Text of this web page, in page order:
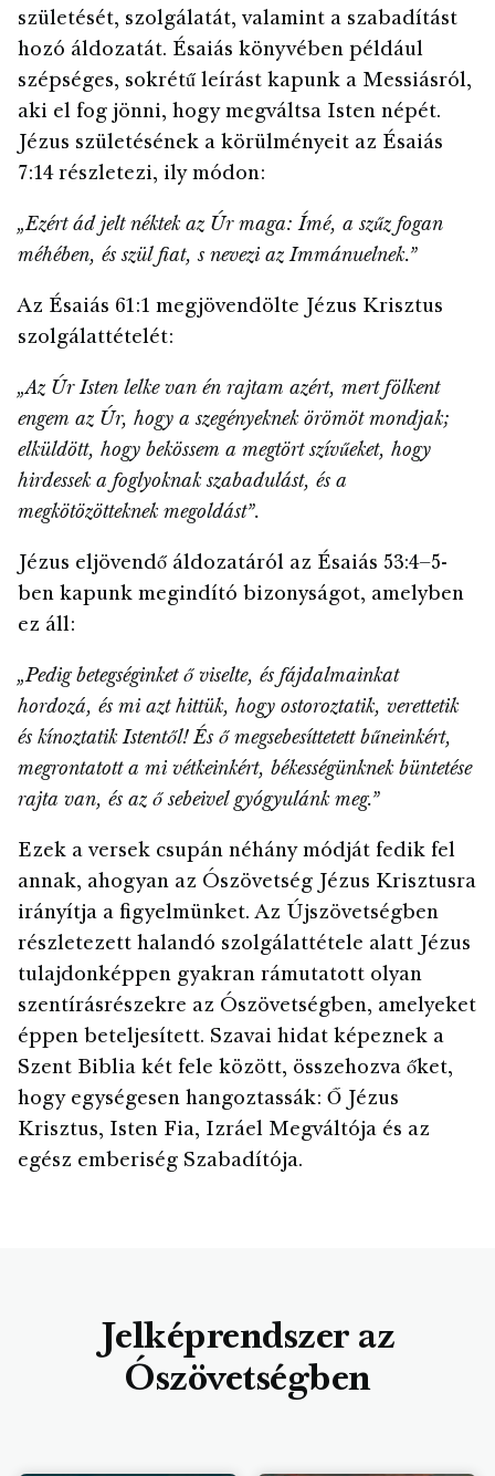
születését, szolgálatát, valamint a szabadítást
hozó áldozatát. Ésaiás könyvében például
szépséges, sokrétű leírást kapunk a Messiásról,
aki el fog jönni, hogy megváltsa Isten népét.
Jézus születésének a körülményeit az Ésaiás
7:14 részletezi, ily módon:
„Ezért ád jelt néktek az Úr maga: Ímé, a szűz fogan
méhében, és szül fiat, s nevezi az Immánuelnek.”
Az Ésaiás 61:1 megjövendölte Jézus Krisztus
szolgálattételét:
„Az Úr Isten lelke van én rajtam azért, mert fölkent
engem az Úr, hogy a szegényeknek örömöt mondjak;
elküldött, hogy bekössem a megtört szívűeket, hogy
hirdessek a foglyoknak szabadulást, és a
megkötözötteknek megoldást”.
Jézus eljövendő áldozatáról az Ésaiás 53:4–5-
ben kapunk megindító bizonyságot, amelyben
ez áll:
„Pedig betegséginket ő viselte, és fájdalmainkat
hordozá, és mi azt hittük, hogy ostoroztatik, verettetik
és kínoztatik Istentől! És ő megsebesíttetett bűneinkért,
megrontatott a mi vétkeinkért, békességünknek büntetése
rajta van, és az ő sebeivel gyógyulánk meg.”
Ezek a versek csupán néhány módját fedik fel
annak, ahogyan az Ószövetség Jézus Krisztusra
irányítja a figyelmünket. Az Újszövetségben
részletezett halandó szolgálattétele alatt Jézus
tulajdonképpen gyakran rámutatott olyan
szentírásrészekre az Ószövetségben, amelyeket
éppen beteljesített. Szavai hidat képeznek a
Szent Biblia két fele között, összehozva őket,
hogy egységesen hangoztassák: Ő Jézus
Krisztus, Isten Fia, Izráel Megváltója és az
egész emberiség Szabadítója.
Jelképrendszer az
Ószövetségben